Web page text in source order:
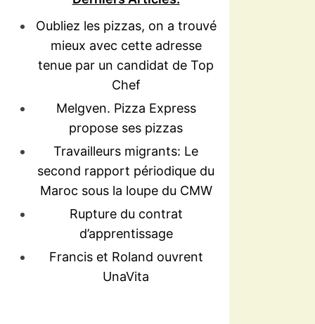
Oubliez les pizzas, on a trouvé
mieux avec cette adresse
tenue par un candidat de Top
Chef
Melgven. Pizza Express
propose ses pizzas
Travailleurs migrants: Le
second rapport périodique du
Maroc sous la loupe du CMW
Rupture du contrat
d’apprentissage
Francis et Roland ouvrent
UnaVita